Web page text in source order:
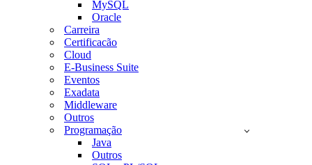
MySQL
Oracle
Carreira
Certificacão
Cloud
E-Business Suite
Eventos
Exadata
Middleware
Outros
Programação
Java
Outros